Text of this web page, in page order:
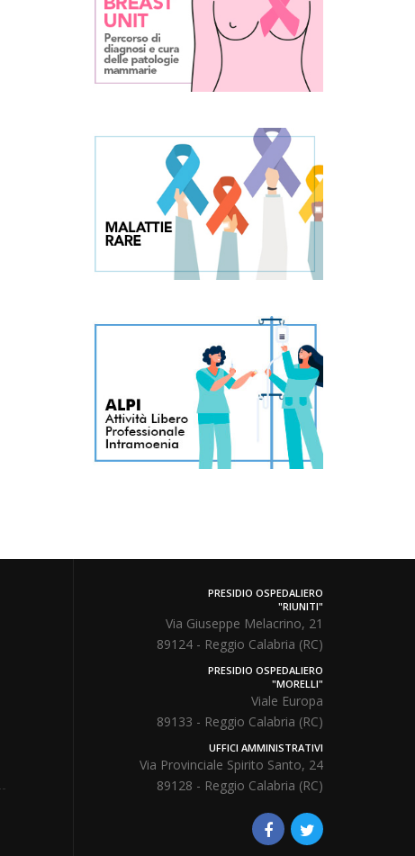
PRESIDIO OSPEDALIERO
"RIUNITI"
Via Giuseppe Melacrino, 21
89124 - Reggio Calabria (RC)
PRESIDIO OSPEDALIERO
"MORELLI"
Viale Europa
89133 - Reggio Calabria (RC)
UFFICI AMMINISTRATIVI
Via Provinciale Spirito Santo, 24
89128 - Reggio Calabria (RC)